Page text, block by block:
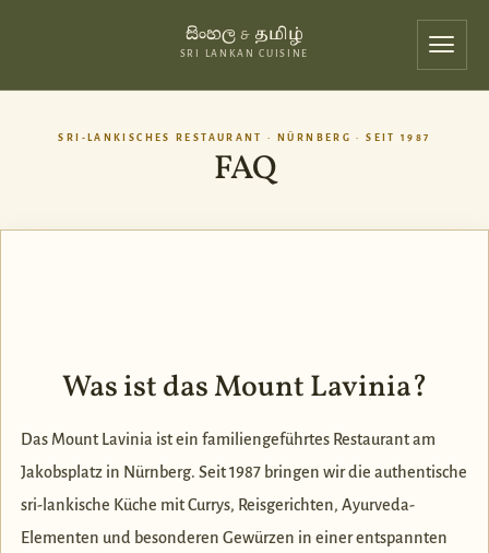
සිංහල & தமிழ்
SRI LANKAN CUISINE
SRI-LANKISCHES RESTAURANT · NÜRNBERG · SEIT 1987
FAQ
Was ist das Mount Lavinia?
Das Mount Lavinia ist ein familiengeführtes Restaurant am
Jakobsplatz in Nürnberg. Seit 1987 bringen wir die authentische
sri-lankische Küche mit Currys, Reisgerichten, Ayurveda-
Elementen und besonderen Gewürzen in einer entspannten